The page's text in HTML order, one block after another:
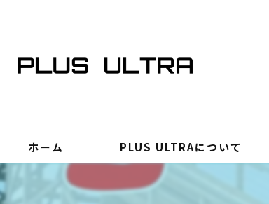
ホーム PLUS ULTRAについて